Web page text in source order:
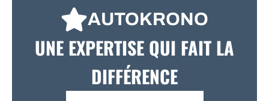
AUTOKRONO
UNE EXPERTISE QUI FAIT LA
DIFFÉRENCE